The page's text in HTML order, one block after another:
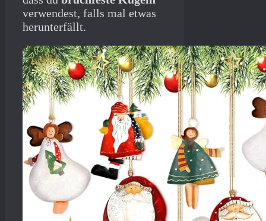
verwendest, falls mal etwas
herunterfällt.